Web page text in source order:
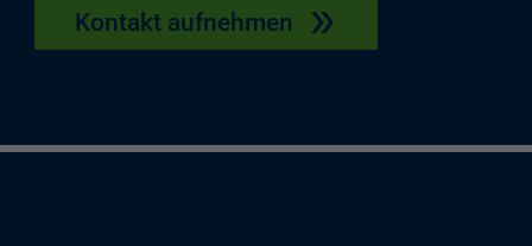
Kontakt aufnehmen